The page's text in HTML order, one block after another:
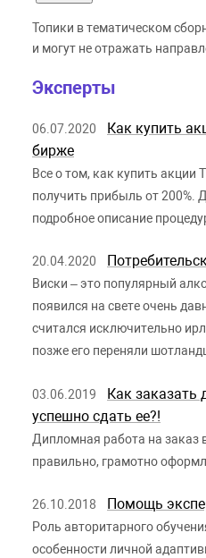
Топики в тематическом
и могут не отражать
Эксперты
06.07.2020
Как купить
бирже
Все о том, как купить акции
получить прибыль от 200%.
подробное описание
20.04.2020
Виски – это популярный
появился на свете очень
считался исключительно
позже его переняли
03.06.2019
Как заказать
успешно сдать ее?!
Дипломная работа на заказ
правильно, грамотно
26.10.2018 Помощь
Роль авторитарного
особенности личной